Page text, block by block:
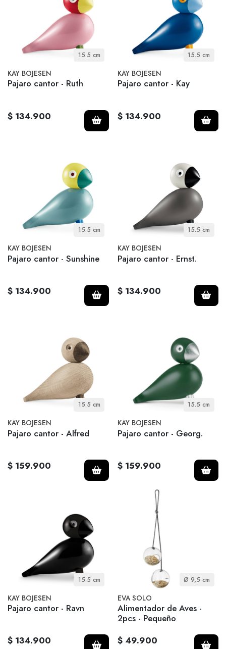
15.5 cm
KAY BOJESEN
Pajaro cantor - Ruth
$ 134.900
15.5 cm
KAY BOJESEN
Pajaro cantor - Kay
$ 134.900
15.5 cm
KAY BOJESEN
Pajaro cantor - Sunshine
$ 134.900
15.5 cm
KAY BOJESEN
Pajaro cantor - Ernst.
$ 134.900
15.5 cm
KAY BOJESEN
Pajaro cantor - Alfred
$ 159.900
15.5 cm
KAY BOJESEN
Pajaro cantor - Georg.
$ 159.900
15.5 cm
KAY BOJESEN
Pajaro cantor - Ravn
$ 134.900
Ø 9,5 cm
EVA SOLO
Alimentador de Aves -
2pcs - Pequeño
$ 49.900